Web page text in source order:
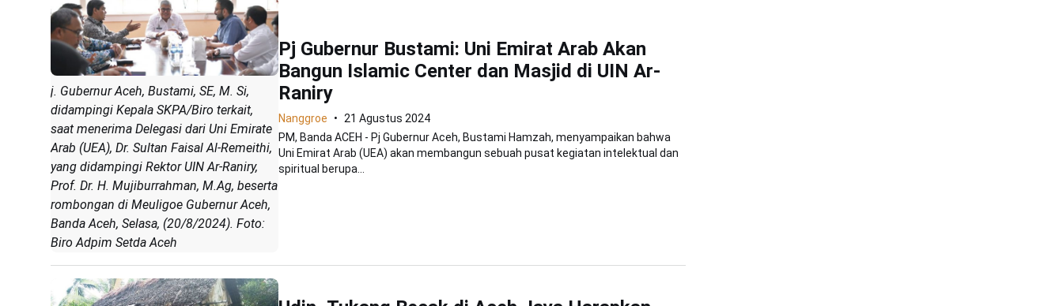
j. Gubernur Aceh, Bustami, SE, M. Si,
didampingi Kepala SKPA/Biro terkait,
saat menerima Delegasi dari Uni Emirate
Arab (UEA), Dr. Sultan Faisal Al-Remeithi,
yang didampingi Rektor UIN Ar-Raniry,
Prof. Dr. H. Mujiburrahman, M.Ag, beserta
rombongan di Meuligoe Gubernur Aceh,
Banda Aceh, Selasa, (20/8/2024). Foto:
Biro Adpim Setda Aceh
Pj Gubernur Bustami: Uni Emirat Arab Akan
Bangun Islamic Center dan Masjid di UIN Ar-
Raniry
Nanggroe
21 Agustus 2024
PM, Banda ACEH - Pj Gubernur Aceh, Bustami Hamzah, menyampaikan bahwa
Uni Emirat Arab (UEA) akan membangun sebuah pusat kegiatan intelektual dan
spiritual berupa...